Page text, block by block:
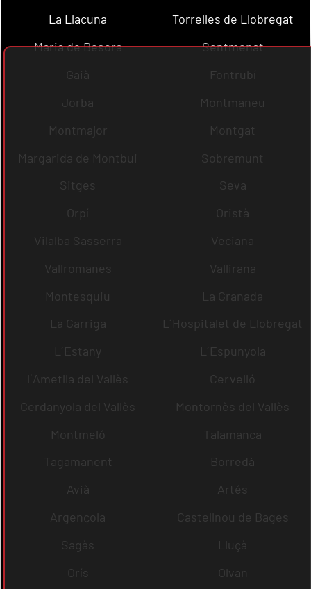
La Llacuna
Torrelles de Llobregat
Maria de Besora
Sentmenat
Gaià
Fontrubí
Jorba
Montmaneu
Montmajor
Montgat
Margarida de Montbui
Sobremunt
Sitges
Seva
Orpí
Oristà
Vilalba Sasserra
Veciana
Vallromanes
Vallirana
Montesquiu
La Granada
La Garriga
L´Hospitalet de Llobregat
L´Estany
L´Espunyola
l´Ametlla del Vallès
Cervelló
Cerdanyola del Vallès
Montornès del Vallès
Montmeló
Talamanca
Tagamanent
Borredà
Avià
Artés
Argençola
Castellnou de Bages
Sagàs
Lluçà
Orís
Olvan